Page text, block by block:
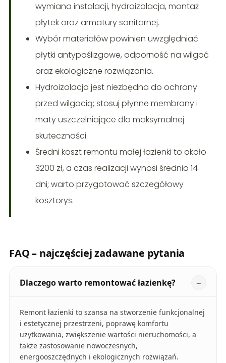
wymiana instalacji, hydroizolacja, montaż
płytek oraz armatury sanitarnej.
Wybór materiałów powinien uwzględniać
płytki antypoślizgowe, odporność na wilgoć
oraz ekologiczne rozwiązania.
Hydroizolacja jest niezbędna do ochrony
przed wilgocią; stosuj płynne membrany i
maty uszczelniające dla maksymalnej
skuteczności.
Średni koszt remontu małej łazienki to około
3200 zł, a czas realizacji wynosi średnio 14
dni; warto przygotować szczegółowy
kosztorys.
FAQ – najczęściej zadawane pytania
Dlaczego warto remontować łazienkę?
Remont łazienki to szansa na stworzenie funkcjonalnej
i estetycznej przestrzeni, poprawę komfortu
użytkowania, zwiększenie wartości nieruchomości, a
także zastosowanie nowoczesnych,
energooszczędnych i ekologicznych rozwiązań.